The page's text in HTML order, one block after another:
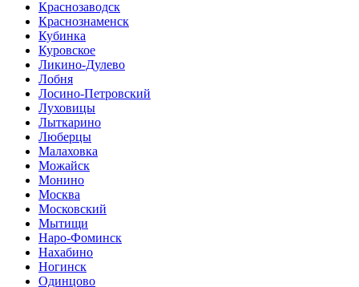
Краснозаводск
Краснознаменск
Кубинка
Куровское
Ликино-Дулево
Лобня
Лосино-Петровский
Луховицы
Лыткарино
Люберцы
Малаховка
Можайск
Монино
Москва
Московский
Мытищи
Наро-Фоминск
Нахабино
Ногинск
Одинцово